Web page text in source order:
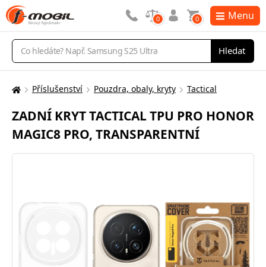
Vyhledávání
Hledat
0 0 Menu
Zde
nacházíte:
Příslušenství Pouzdra, obaly, kryty Tactical
ZADNÍ KRYT TACTICAL TPU PRO HONOR
MAGIC8 PRO, TRANSPARENTNÍ